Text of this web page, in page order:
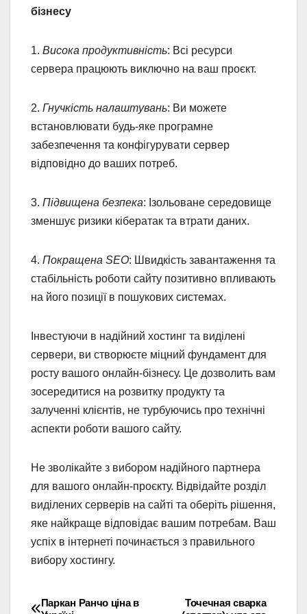
бізнесу
1. Висока продуктивність: Всі ресурси
сервера працюють виключно на ваш проєкт.
2. Гнучкість налаштувань: Ви можете
встановлювати будь-яке програмне
забезпечення та конфігурувати сервер
відповідно до ваших потреб.
3. Підвищена безпека: Ізольоване середовище
зменшує ризики кібератак та втрати даних.
4. Покращена SEO: Швидкість завантаження та
стабільність роботи сайту позитивно впливають
на його позиції в пошукових системах.
Інвестуючи в надійний хостинг та виділені
сервери, ви створюєте міцний фундамент для
росту вашого онлайн-бізнесу. Це дозволить вам
зосередитися на розвитку продукту та
залученні клієнтів, не турбуючись про технічні
аспекти роботи вашого сайту.
Не зволікайте з вибором надійного партнера
для вашого онлайн-проєкту. Відвідайте розділ
виділених серверів на сайті та оберіть рішення,
яке найкраще відповідає вашим потребам. Ваш
успіх в інтернеті починається з правильного
вибору хостингу.
Точечная сварка
Паркан Ранчо ціна в